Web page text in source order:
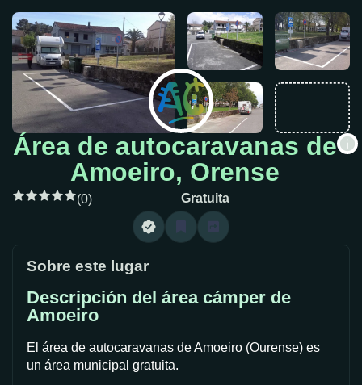
Área de autocaravanas de
Amoeiro, Orense
(0) Gratuita
Sobre este lugar
Descripción del área cámper de
Amoeiro
El área de autocaravanas de Amoeiro (Ourense) es
un área municipal gratuita.